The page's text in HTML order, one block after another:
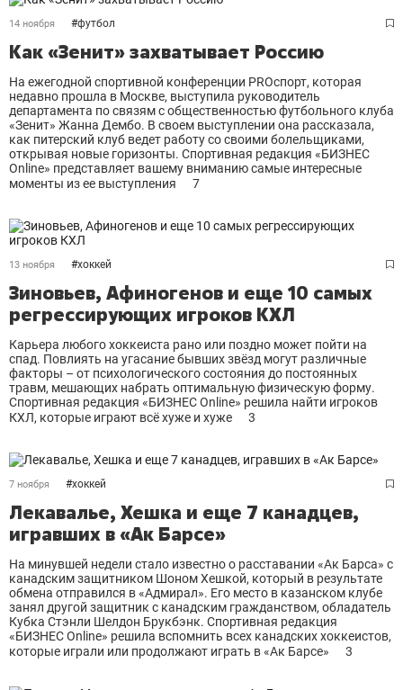
14 ноября #футбол
Как «Зенит» захватывает Россию
На ежегодной спортивной конференции PROcпорт, которая
недавно прошла в Москве, выступила руководитель
департамента по связям с общественностью футбольного клуба
«Зенит» Жанна Дембо. В своем выступлении она рассказала,
как питерский клуб ведет работу со своими болельщиками,
открывая новые горизонты. Спортивная редакция «БИЗНЕС
Online» представляет вашему вниманию самые интересные
моменты из ее выступления
7
13 ноября #хоккей
Зиновьев, Афиногенов и еще 10 самых
регрессирующих игроков КХЛ
Карьера любого хоккеиста рано или поздно может пойти на
спад. Повлиять на угасание бывших звёзд могут различные
факторы – от психологического состояния до постоянных
травм, мешающих набрать оптимальную физическую форму.
Спортивная редакция «БИЗНЕС Online» решила найти игроков
КХЛ, которые играют всё хуже и хуже
3
7 ноября #хоккей
Лекавалье, Хешка и еще 7 канадцев,
игравших в «Ак Барсе»
На минувшей недели стало известно о расставании «Ак Барса» с
канадским защитником Шоном Хешкой, который в результате
обмена отправился в «Адмирал». Его место в казанском клубе
занял другой защитник с канадским гражданством, обладатель
Кубка Стэнли Шелдон Брукбэнк. Спортивная редакция
«БИЗНЕС Online» решила вспомнить всех канадских хоккеистов,
которые играли или продолжают играть в «Ак Барсе»
3